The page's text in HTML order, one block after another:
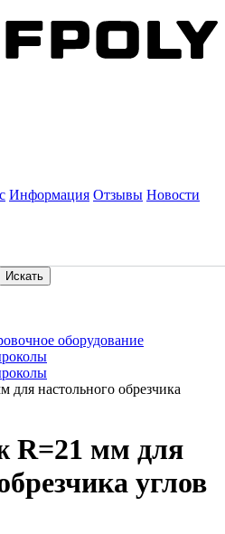
Информация Отзывы Новости
Искать
оборудование
настольного обрезчика
R=21 мм для
углов